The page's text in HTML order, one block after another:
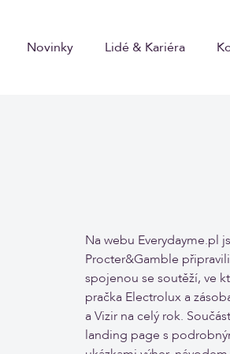
Novinky Lidé & Kariéra
Na webu Everydayme.pl
Procter&Gamble
spojenou se soutěží, ve
pračka Electrolux a
a Vizir na celý rok.
landing page s